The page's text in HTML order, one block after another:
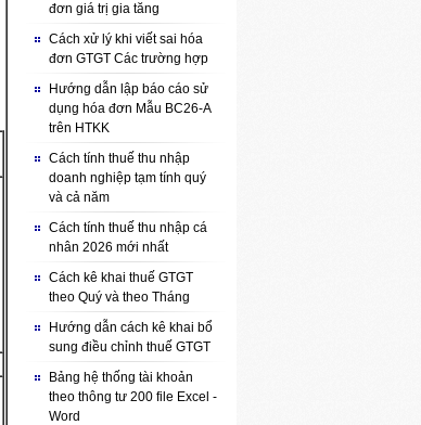
đơn giá trị gia tăng
Cách xử lý khi viết sai hóa
đơn GTGT Các trường hợp
Hướng dẫn lập báo cáo sử
dụng hóa đơn Mẫu BC26-A
trên HTKK
Cách tính thuế thu nhập
doanh nghiệp tạm tính quý
và cả năm
Cách tính thuế thu nhập cá
nhân 2026 mới nhất
Cách kê khai thuế GTGT
theo Quý và theo Tháng
Hướng dẫn cách kê khai bổ
sung điều chỉnh thuế GTGT
Bảng hệ thống tài khoản
theo thông tư 200 file Excel -
Word